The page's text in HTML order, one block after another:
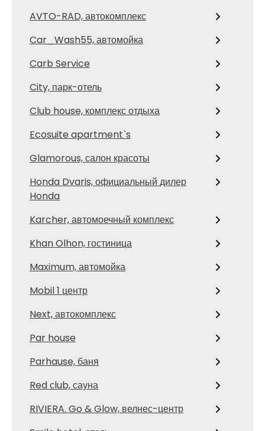
AVTO-RAD, автокомплекс
Car_Wash55, автомойка
Carb Service
City, парк-отель
Club house, комплекс отдыха
Ecosuite apartment`s
Glamorous, салон красоты
Honda Dvaris, официальный дилер
Honda
Karcher, автомоечный комплекс
Khan Olhon, гостиница
Maximum, автомойка
Mobil 1 центр
Next, автокомплекс
Par house
Parhause, баня
Red сlub, сауна
RIVIERA. Go & Glow, велнес-центр